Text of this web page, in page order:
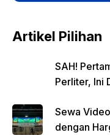
Artikel Pilihan
SAH!
Perliter, Ini
Sewa
dengan